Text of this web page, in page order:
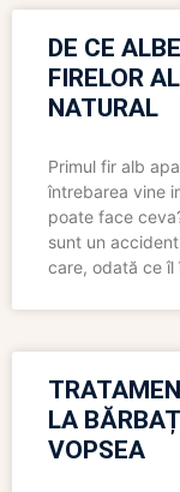
DE CE
FIRELOR
NATURAL
Primul fir alb
întrebarea vine
poate face
sunt un
care, odată ce îl
LA
VOPSEA